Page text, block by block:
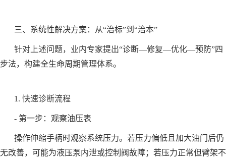
三、系统性解决方案：从“治标”到“治本”
针对上述问题，业内专家提出“诊断—修复—优化—预防”四
步法，构建全生命周期管理体系。
1. 快速诊断流程
- 第一步：观察油压表
操作伸缩手柄时观察系统压力。若压力偏低且加大油门后仍
无改善，可能为液压泵内泄或控制阀故障；若压力正常但臂架不